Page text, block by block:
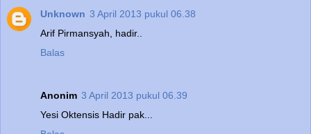
Unknown 3 April 2013 pukul 06.38
Arif Pirmansyah, hadir..
Balas
Anonim 3 April 2013 pukul 06.39
Yesi Oktensis Hadir pak...